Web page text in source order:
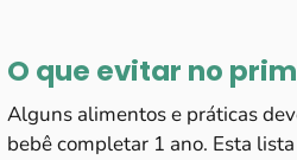
O que evitar no
Alguns alimentos e práticas
bebê completar 1 ano. Esta